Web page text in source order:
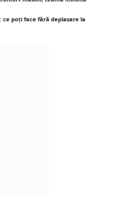
ce poți face fără deplasare la